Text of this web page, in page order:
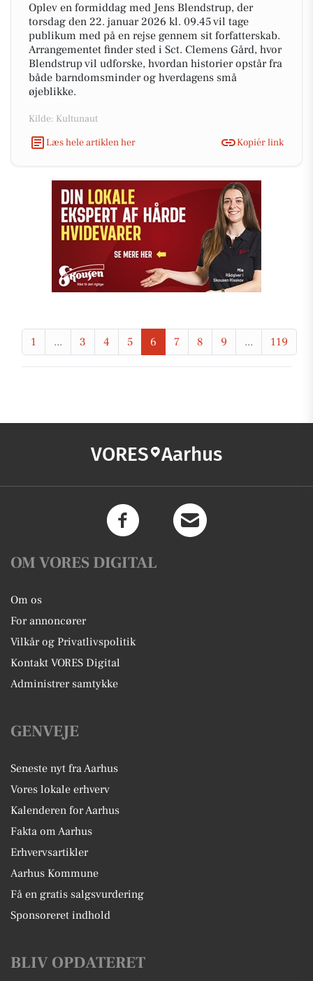
Oplev en formiddag med Jens Blendstrup, der
torsdag den 22. januar 2026 kl. 09.45 vil tage
publikum med på en rejse gennem sit forfatterskab.
Arrangementet finder sted i Sct. Clemens Gård, hvor
Blendstrup vil udforske, hvordan historier opstår fra
både barndomsminder og hverdagens små
øjeblikke.
Kilde: Kultunaut
Læs hele artiklen her
Kopiér link
1 ... 3 4 5 6 7 8 9 ... 119
VORES Aarhus
OM VORES DIGITAL
Om os
For annoncører
Vilkår og Privatlivspolitik
Kontakt VORES Digital
Administrer samtykke
GENVEJE
Seneste nyt fra Aarhus
Vores lokale erhverv
Kalenderen for Aarhus
Fakta om Aarhus
Erhvervsartikler
Aarhus Kommune
Få en gratis salgsvurdering
Sponsoreret indhold
BLIV OPDATERET